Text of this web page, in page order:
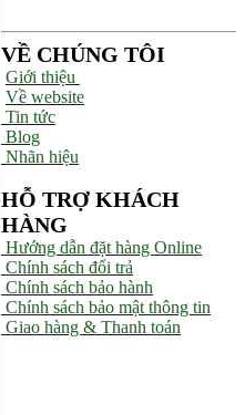
VỀ CHÚNG TÔI
Giới thiệu
Về website
Tin tức
Blog
Nhãn hiệu
HỖ TRỢ KHÁCH
HÀNG
Hướng dẫn đặt hàng Online
Chính sách đổi trả
Chính sách bảo hành
Chính sách bảo mật thông tin
Giao hàng & Thanh toán